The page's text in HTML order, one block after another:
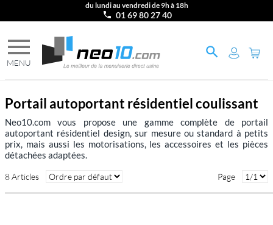
du lundi au vendredi de 9h à 18h
01 69 80 27 40
Portail autoportant résidentiel coulissant
Neo10.com vous propose une gamme complète de portail
autoportant résidentiel design, sur mesure ou standard à petits
prix, mais aussi les motorisations, les accessoires et les pièces
détachées adaptées.
Page
8 Articles